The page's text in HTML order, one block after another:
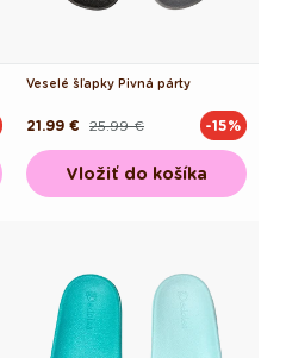
Veselé šľapky Pivná párty
Pôvodná25.99 €
Akciová
21.99 € -15%
Vložiť do košíka